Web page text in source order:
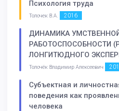
Психология труда
Толочек В.А. 2016
ДИНАМИКА
РАБОТОСПОСОБНОСТИ
ЛОНГИТЮДНОГО
Толочёк Владимир Алексеевич
Субъектная и
поведения как
человека